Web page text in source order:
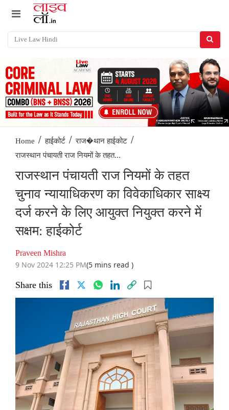
Home / हाईकोर्ट / राज�थान हाईकोट /
राजस्थान पंचायती राज नियमों के तहत...
राजस्थान पंचायती राज नियमों के तहत
चुनाव न्यायाधिकरण का विवेकाधिकार साक्ष्य
दर्ज करने के लिए आयुक्त नियुक्त करने में
सक्षम: हाईकोर्ट
Praveen Mishra
9 Nov 2024 12:25 PM(5 mins read )
Share this